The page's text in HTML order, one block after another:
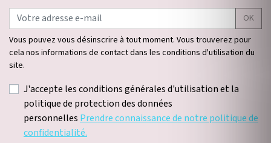
OK
Vous pouvez vous désinscrire à tout moment. Vous trouverez pour
cela nos informations de contact dans les conditions d'utilisation du
site.
J'accepte les conditions générales d'utilisation et la
politique de protection des données
personnelles Prendre connaissance de notre politique de
confidentialité.